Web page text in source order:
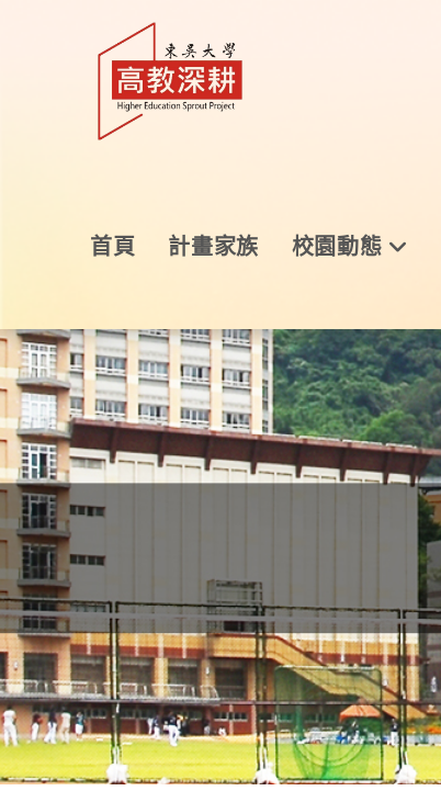
首頁 計畫家族 校園動態